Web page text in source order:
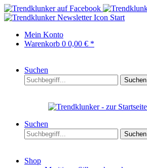
Start
Mein Konto
Warenkorb 0 0,00 € *
Suchen
Suchen
Suchen
Suchen
Shop